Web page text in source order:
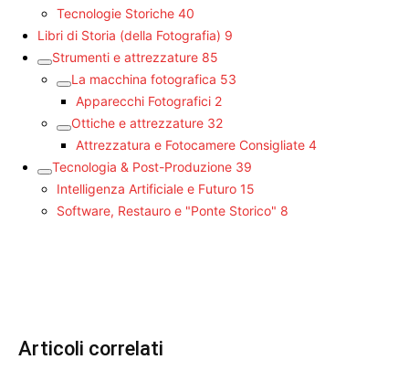
Tecnologie Storiche 40
Libri di Storia (della Fotografia) 9
Strumenti e attrezzature 85
La macchina fotografica 53
Apparecchi Fotografici 2
Ottiche e attrezzature 32
Attrezzatura e Fotocamere Consigliate 4
Tecnologia & Post-Produzione 39
Intelligenza Artificiale e Futuro 15
Software, Restauro e "Ponte Storico" 8
Articoli correlati